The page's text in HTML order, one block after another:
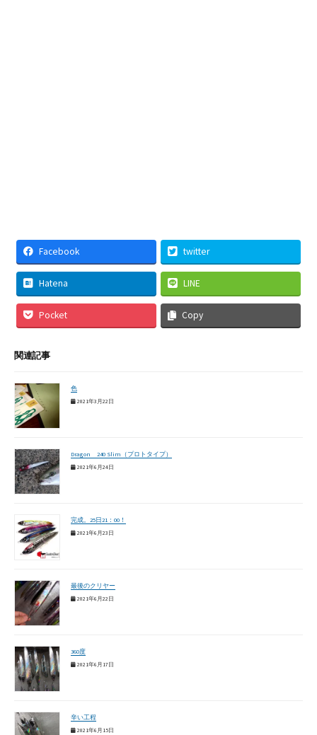
Facebook twitter
Hatena LINE
Pocket Copy
関連記事
色
2021年3月22日
Dragon 240 Slim（プロトタイプ）
2021年6月24日
完成。25日21：00！
2021年6月23日
最後のクリヤー
2021年6月22日
360度
2021年6月17日
辛い工程
2021年6月15日